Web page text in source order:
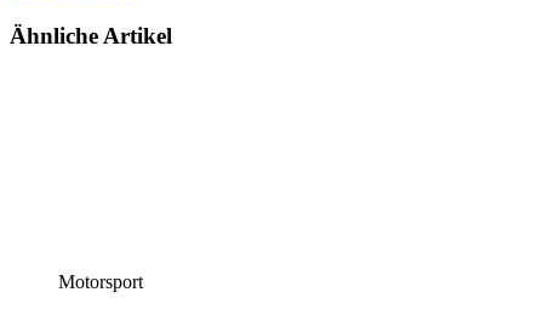
Ähnliche Artikel
Motorsport